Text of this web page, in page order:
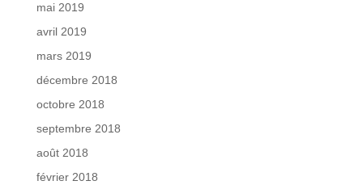
mai 2019
avril 2019
mars 2019
décembre 2018
octobre 2018
septembre 2018
août 2018
février 2018